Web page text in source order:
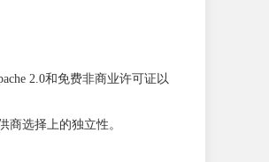
2.0和免费非商业许可证以
商选择上的独立性。